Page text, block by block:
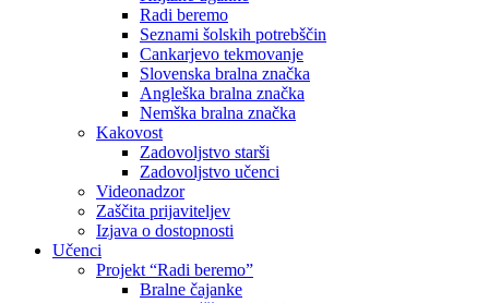
Radi beremo
Seznami šolskih potrebščin
Cankarjevo tekmovanje
Slovenska bralna značka
Angleška bralna značka
Nemška bralna značka
Kakovost
Zadovoljstvo starši
Zadovoljstvo učenci
Videonadzor
Zaščita prijaviteljev
Izjava o dostopnosti
Učenci
Projekt “Radi beremo”
Bralne čajanke